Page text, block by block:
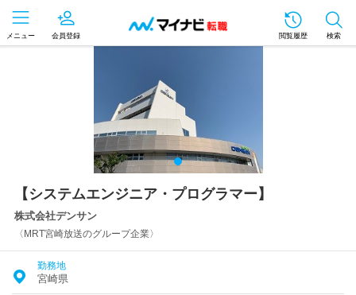
メニュー 会員登録 閲覧履歴 検索
【システムエンジニア・プログラマー】
株式会社デンサン
〈MRT宮崎放送のグループ企業〉
勤務地
宮崎県